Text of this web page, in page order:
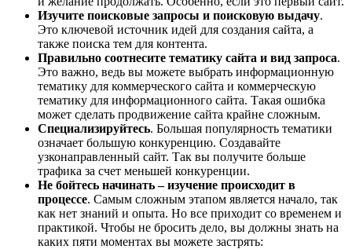
Изучите поисковые запросы и поисковую выдачу.
Это ключевой источник идей для создания сайта, а
также поиска тем для контента.
Правильно соотнесите тематику сайта и вид запроса.
Это важно, ведь вы можете выбрать информационную
тематику для коммерческого сайта и коммерческую
тематику для информационного сайта. Такая ошибка
может сделать продвижение сайта крайне сложным.
Специализируйтесь. Большая популярность тематики
означает большую конкуренцию. Создавайте
узконаправленный сайт. Так вы получите больше
трафика за счет меньшей конкуренции.
Не бойтесь начинать – изучение происходит в
процессе. Самым сложным этапом является начало, так
как нет знаний и опыта. Но все приходит со временем и
практикой. Чтобы не бросить дело, вы должны знать на
каких пяти моментах вы можете застрять: